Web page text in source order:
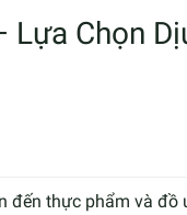
Chọn
thực phẩm và đồ